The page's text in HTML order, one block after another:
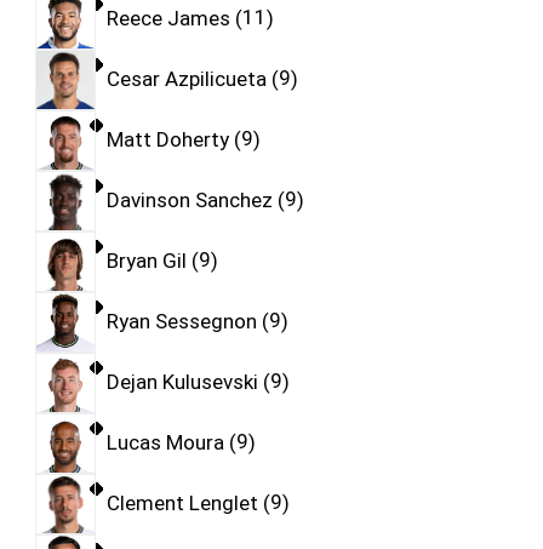
Reece James 11
Cesar Azpilicueta 9
Matt Doherty 9
Davinson Sanchez 9
Bryan Gil 9
Ryan Sessegnon 9
Dejan Kulusevski 9
Lucas Moura 9
Clement Lenglet 9